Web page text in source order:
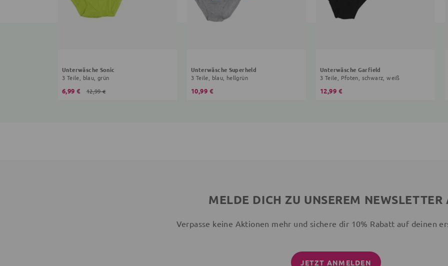
Unterwäsche Sonic
3 Teile, blau, grün
6,99 € 12,99 €
Unterwäsche Superheld
3 Teile, blau, hellgrün
10,99 €
Unterwäsche Garfield
3 Teile, Pfoten, schwarz, weiß
12,99 €
MELDE DICH ZU UNSEREM NEWSLETTER
Verpasse keine Aktionen mehr und sichere dir 10% Rabatt auf deinen
JETZT ANMELDEN